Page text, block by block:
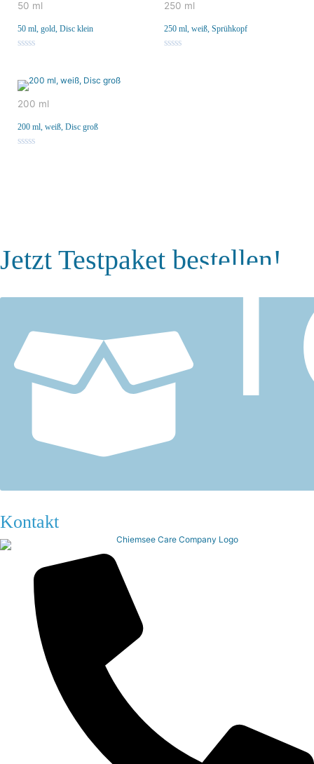
50 ml
50 ml, gold, Disc klein
von
5
250 ml
250 ml, weiß, Sprühkopf
200 ml
200 ml, weiß, Disc groß
Jetzt Testpaket bestellen!
Kontakt